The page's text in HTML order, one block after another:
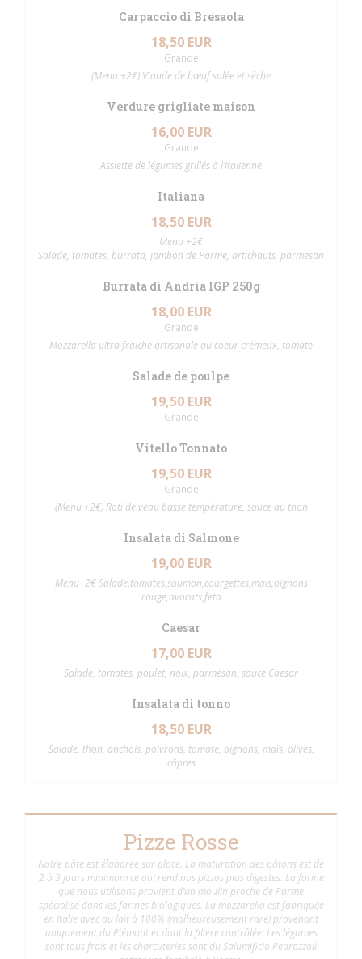
Carpaccio di Bresaola
18,50 EUR
Grande
(Menu +2€) Viande de bœuf salée et sèche
Verdure grigliate maison
16,00 EUR
Grande
Assiette de légumes grillés à l’italienne
Italiana
18,50 EUR
Menu +2€
Salade, tomates, burrata, jambon de Parme, artichauts, parmesan
Burrata di Andria IGP 250g
18,00 EUR
Grande
Mozzarella ultra fraiche artisanale au coeur crémeux, tomate
Salade de poulpe
19,50 EUR
Grande
Vitello Tonnato
19,50 EUR
Grande
(Menu +2€) Roti de veau basse température, sauce au thon
Insalata di Salmone
19,00 EUR
Menu+2€ Salade,tomates,saumon,courgettes,mais,oignons
rouge,avocats,feta
Caesar
17,00 EUR
Salade, tomates, poulet, noix, parmesan, sauce Caesar
Insalata di tonno
18,50 EUR
Salade, thon, anchois, poivrons, tomate, oignons, maïs, olives,
câpres
Pizze Rosse
Notre pâte est élaborée sur place. La maturation des pâtons est de
2 à 3 jours minimum ce qui rend nos pizzas plus digestes. La farine
que nous utilisons provient d’un moulin proche de Parme
spécialisé dans les farines biologiques. La mozzarella est fabriquée
en Italie avec du lait à 100% (malheureusement rare) provenant
uniquement du Piémont et dont la filière contrôlée. Les légumes
sont tous frais et les charcuteries sont du Salumificio Pedrazzoli